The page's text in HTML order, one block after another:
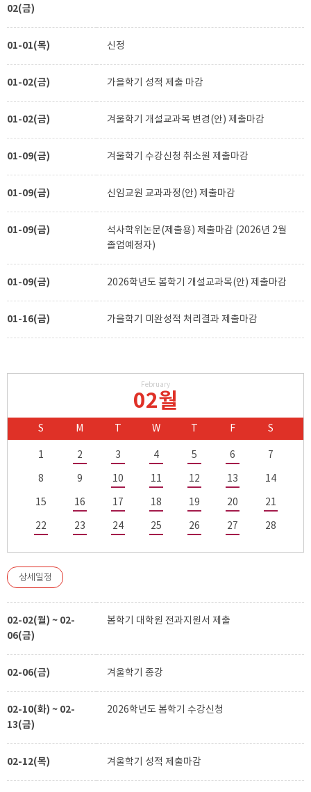
02(금)
01-01(목) 신정
01-02(금) 가을학기 성적 제출 마감
01-02(금) 겨울학기 개설교과목 변경(안) 제출마감
01-09(금) 겨울학기 수강신청 취소원 제출마감
01-09(금) 신임교원 교과과정(안) 제출마감
01-09(금)
석사학위논문(제출용) 제출마감 (2026년 2월
졸업예정자)
01-09(금) 2026학년도 봄학기 개설교과목(안) 제출마감
01-16(금) 가을학기 미완성적 처리결과 제출마감
02월
February
S M W F S
1 2 3 4 5 6 7
8 9 10 11 12 13 14
15 16 17 18 19 20 21
22 23 24 25 26 27 28
상세일정
02-02(월) ~ 02-
06(금)
봄학기 대학원 전과지원서 제출
02-06(금) 겨울학기 종강
02-10(화) ~ 02-
13(금)
2026학년도 봄학기 수강신청
02-12(목) 겨울학기 성적 제출마감